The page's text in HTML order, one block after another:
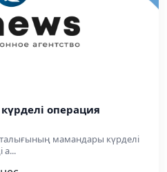
операция
мамандары күрделі
а...